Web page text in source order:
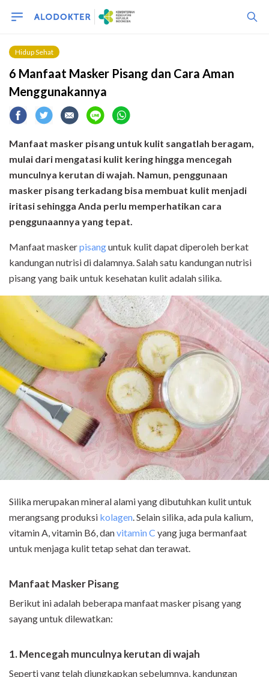
Hidup Sehat
6 Manfaat Masker Pisang dan Cara Aman
Menggunakannya
Manfaat masker pisang untuk kulit sangatlah beragam,
mulai dari mengatasi kulit kering hingga mencegah
munculnya kerutan di wajah. Namun, penggunaan
masker pisang terkadang bisa membuat kulit menjadi
iritasi sehingga Anda perlu memperhatikan cara
penggunaannya yang tepat.
Manfaat maskerpisanguntuk kulit dapat diperoleh berkat
kandungan nutrisi di dalamnya. Salah satu kandungan nutrisi
pisang yang baik untuk kesehatan kulit adalah silika.
Silika merupakan mineral alami yang dibutuhkan kulit untuk
merangsang produksi kolagen. Selain silika, ada pula kalium,
vitamin A, vitamin B6, danvitamin C yang juga bermanfaat
untuk menjaga kulit tetap sehat dan terawat.
Manfaat Masker Pisang
Berikut ini adalah beberapa manfaat masker pisang yang
sayang untuk dilewatkan:
1. Mencegah munculnya kerutan di wajah
Seperti yang telah diungkapkan sebelumnya, kandungan